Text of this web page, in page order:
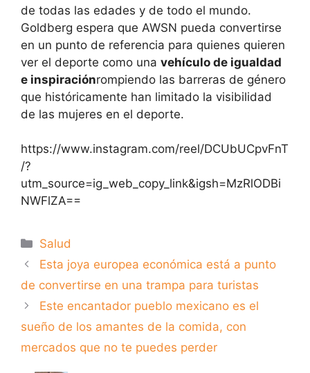
de todas las edades y de todo el mundo.
Goldberg espera que AWSN pueda convertirse
en un punto de referencia para quienes quieren
ver el deporte como una vehículo de igualdad
e inspiraciónrompiendo las barreras de género
que históricamente han limitado la visibilidad
de las mujeres en el deporte.
https://www.instagram.com/reel/DCUbUCpvFnT
/?
utm_source=ig_web_copy_link&igsh=MzRlODBi
NWFlZA==
Categorías
Salud
Esta joya europea económica está a punto
de convertirse en una trampa para turistas
Este encantador pueblo mexicano es el
sueño de los amantes de la comida, con
mercados que no te puedes perder